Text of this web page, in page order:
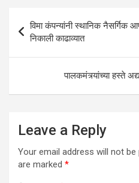
p
p
o
k
Post
navigation
विमा कंपन्यांनी स्थानिक नैसर्गिक
निकाली काढाव्यात
पालकमंत्र्यांच्या हस्ते
Leave a Reply
Your email address will not be
are marked *